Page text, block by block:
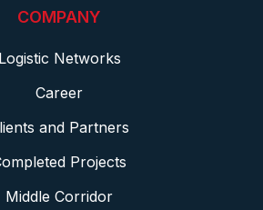
COMPANY
Logistic Networks
Career
and Partners
Projects
Middle Corridor